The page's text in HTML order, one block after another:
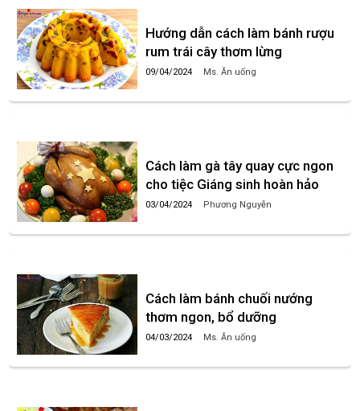
Hướng dẫn cách làm bánh rượu
rum trái cây thơm lừng
09/04/2024 Ms. Ăn uống
Cách làm gà tây quay cực ngon
cho tiệc Giáng sinh hoàn hảo
03/04/2024 Phương Nguyễn
Cách làm bánh chuối nướng
thơm ngon, bổ dưỡng
04/03/2024 Ms. Ăn uống